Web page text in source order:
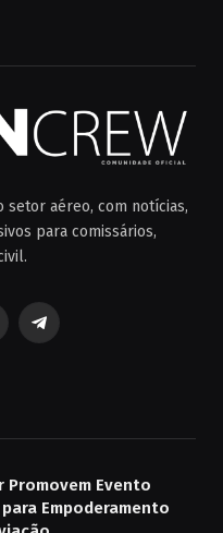
setor aéreo, com notícias,
para comissários,
Telegrama
Promovem Evento
Empoderamento